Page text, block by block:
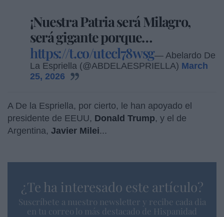
¡Nuestra Patria será Milagro,
será gigante porque…
https://t.co/utecl78wsg— Abelardo De
La Espriella (@ABDELAESPRIELLA) March
25, 2026
A De la Espriella, por cierto, le han apoyado el
presidente de EEUU, Donald Trump, y el de
Argentina, Javier Milei...
¿Te ha interesado este artículo?
Suscríbete a nuestro newsletter y recibe cada dia
en tu correo lo más destacado de Hispanidad